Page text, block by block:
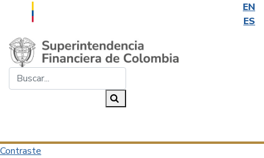
EN
ES
Saltar al contenido principal
Contraste